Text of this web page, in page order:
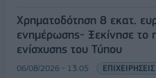
Χρηματοδότηση 8 εκατ.
ενημέρωσης- Ξεκίνησε το
ενίσχυσης του Τύπου
06/08/2026 - 13:05 ΕΠΙΧΕΙΡΗΣΕΙΣ